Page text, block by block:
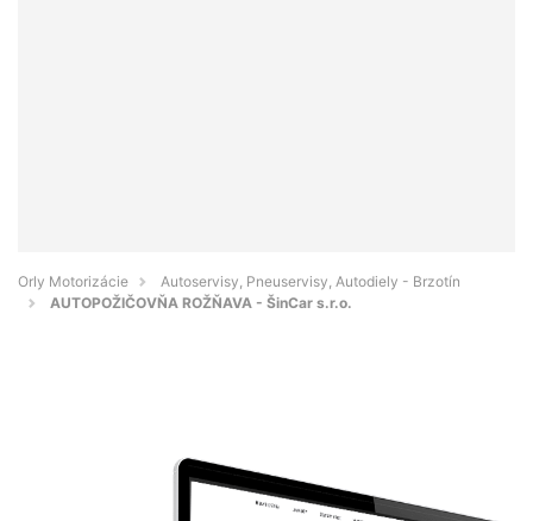
Orly Motorizácie
Autoservisy, Pneuservisy, Autodiely - Brzotín
AUTOPOŽIČOVŇA ROŽŇAVA - ŠinCar s.r.o.